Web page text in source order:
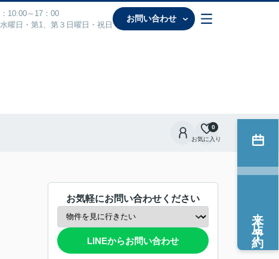
10:00～17：00
曜日・第1、第３日曜日・祝日
お問い合わせ
お気に入り
0
お気軽にお問い合わせください
LINEからお問い合わせ
来店予約